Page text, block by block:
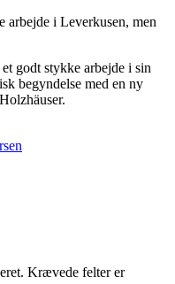
arbejde i Leverkusen, men
godt stykke arbejde i sin
begyndelse med en ny
Krævede felter er